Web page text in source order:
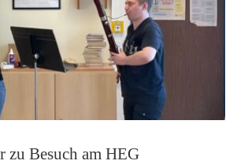
Besuch am HEG